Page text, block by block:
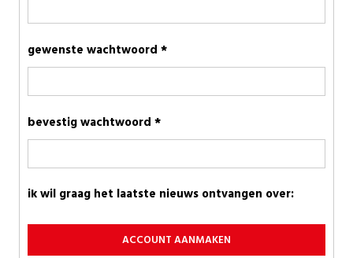
gewenste wachtwoord *
bevestig wachtwoord *
ik wil graag het laatste nieuws ontvangen over:
ACCOUNT AANMAKEN